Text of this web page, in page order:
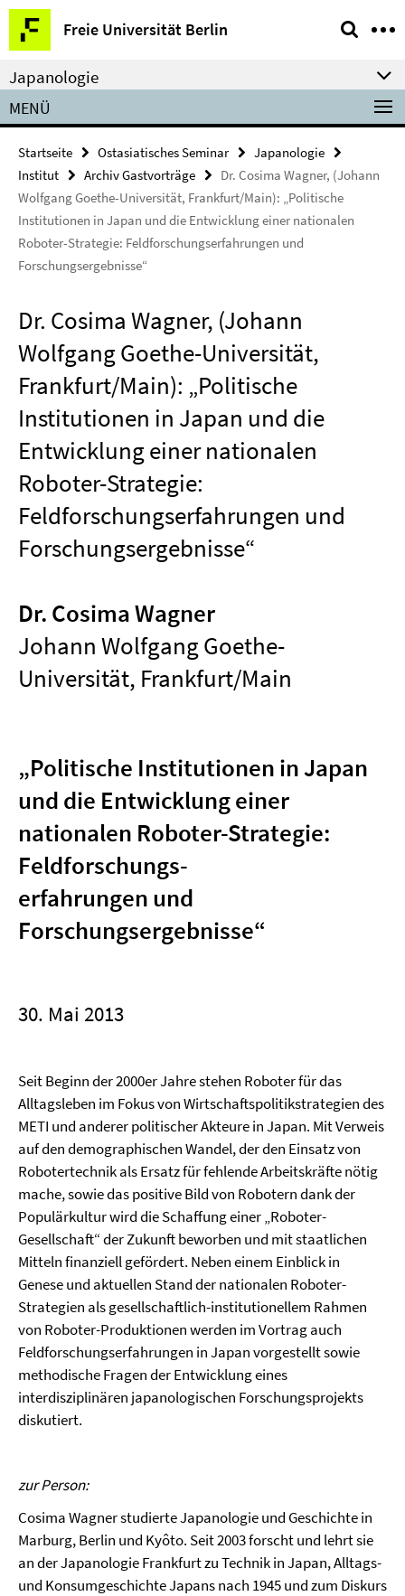
Springe
direkt
zu
Inhalt
Freie Universität Berlin
Service-
Navigation
Japanologie
MENÜ
Startseite Ostasiatisches Seminar
Japanologie
Institut
Archiv Gastvorträge
Dr. Cosima Wagner, (Johann
Wolfgang Goethe-Universität, Frankfurt/Main): „Politische
Institutionen in Japan und die Entwicklung einer nationalen
Roboter-Strategie: Feldforschungserfahrungen und
Forschungsergebnisse“
Dr. Cosima Wagner, (Johann
Wolfgang Goethe-Universität,
Frankfurt/Main): „Politische
Institutionen in Japan und die
Entwicklung einer nationalen
Roboter-Strategie:
Feldforschungserfahrungen und
Forschungsergebnisse“
Dr. Cosima Wagner
Johann Wolfgang Goethe-
Universität, Frankfurt/Main
„Politische Institutionen in Japan
und die Entwicklung einer
nationalen Roboter-Strategie:
Feldforschungs-
erfahrungen und
Forschungsergebnisse“
30. Mai 2013
Seit Beginn der 2000er Jahre stehen Roboter für das
Alltagsleben im Fokus von Wirtschaftspolitikstrategien des
METI und anderer politischer Akteure in Japan. Mit Verweis
auf den demographischen Wandel, der den Einsatz von
Robotertechnik als Ersatz für fehlende Arbeitskräfte nötig
mache, sowie das positive Bild von Robotern dank der
Populärkultur wird die Schaffung einer „Roboter-
Gesellschaft“ der Zukunft beworben und mit staatlichen
Mitteln finanziell gefördert. Neben einem Einblick in
Genese und aktuellen Stand der nationalen Roboter-
Strategien als gesellschaftlich-institutionellem Rahmen
von Roboter-Produktionen werden im Vortrag auch
Feldforschungserfahrungen in Japan vorgestellt sowie
methodische Fragen der Entwicklung eines
interdisziplinären japanologischen Forschungsprojekts
diskutiert.
zur Person:
Cosima Wagner studierte Japanologie und Geschichte in
Marburg, Berlin und Kyôto. Seit 2003 forscht und lehrt sie
an der Japanologie Frankfurt zu Technik in Japan, Alltags-
und Konsumgeschichte Japans nach 1945 und zum Diskurs